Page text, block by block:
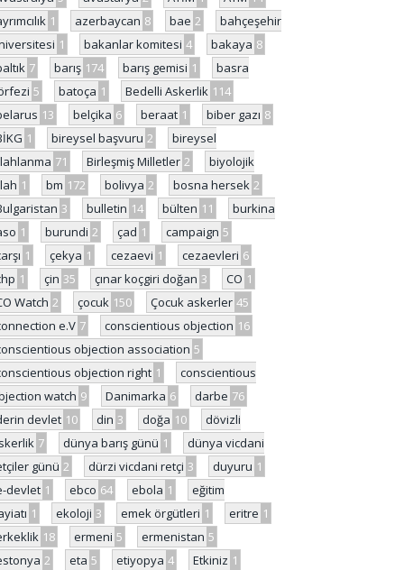
1 azerbaycan 8 bae 2
bahçeşehir
1 bakanlar komitesi 4 bakaya 8
7 barış 174 barış gemisi 1
basra
5 batoça 1 Bedelli Askerlik 114
13 belçika 6 beraat 1 biber gazı 8
1 bireysel başvuru 2
bireysel
71 Birleşmiş Milletler 2
biyolojik
1 bm 172 bolivya 2 bosna hersek 2
3 bulletin 14 bülten 11
burkina
1 burundi 2 çad 1 campaign 5
1 çekya 1 cezaevi 1 cezaevleri 6
1 çin 35 çınar koçgiri doğan 3 CO 1
Watch 2 çocuk 150 Çocuk askerler 45
e.V 7 conscientious objection 16
objection association 5
objection right 1
conscientious
watch 9 Danimarka 6 darbe 76
devlet 10 din 3 doğa 10
dövizli
7 dünya barış günü 1
dünya vicdani
günü 2 dürzi vicdani retçi 3 duyuru 1
devlet 1 ebco 64 ebola 1
eğitim
1 ekoloji 3 emek örgütleri 1 eritre 1
18 ermeni 5 ermenistan 5
2 eta 5 etiyopya 4 Etkiniz 1